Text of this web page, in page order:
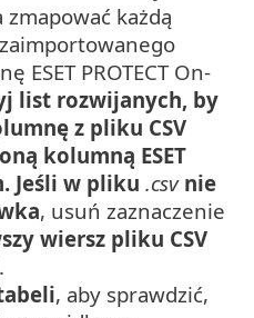
każdą
ESET PROTECT On-
list rozwijanych, by
z pliku CSV
kolumną ESET
Jeśli w pliku .csv nie
, usuń zaznaczenie
wiersz pliku CSV
.
, aby sprawdzić,